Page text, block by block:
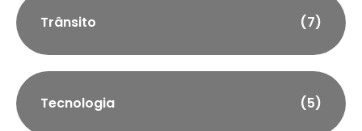
Trânsito (7)
Tecnologia (5)